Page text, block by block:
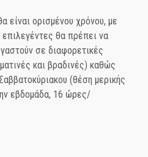
είναι ορισμένου χρόνου, με
θα πρέπει να
σε διαφορετικές
και βραδινές) καθώς
(θέση μερικής
εβδομάδα, 16 ώρες/